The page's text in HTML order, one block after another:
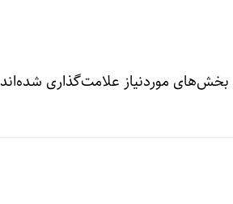
بخش‌های موردنیاز علامت‌گذاری شده‌اند